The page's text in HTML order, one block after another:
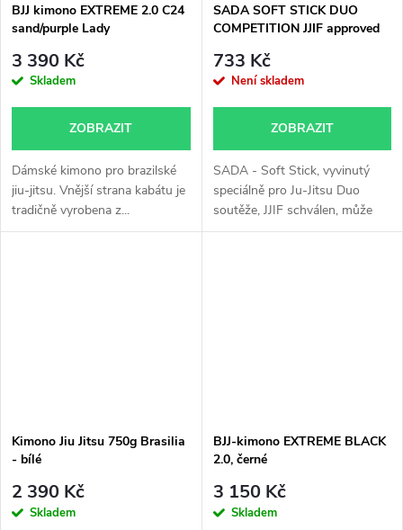
BJJ kimono EXTREME 2.0 C24
sand/purple Lady
3 390 Kč
Skladem
ZOBRAZIT
Dámské kimono pro brazilské
jiu-jitsu. Vnější strana kabátu je
tradičně vyrobena z...
SADA SOFT STICK DUO
COMPETITION JJIF approved
733 Kč
Není skladem
ZOBRAZIT
SADA - Soft Stick, vyvinutý
speciálně pro Ju-Jitsu Duo
soutěže, JJIF schválen, může
být...
Kimono Jiu Jitsu 750g Brasilia
- bílé
2 390 Kč
Skladem
BJJ-kimono EXTREME BLACK
2.0, černé
3 150 Kč
Skladem